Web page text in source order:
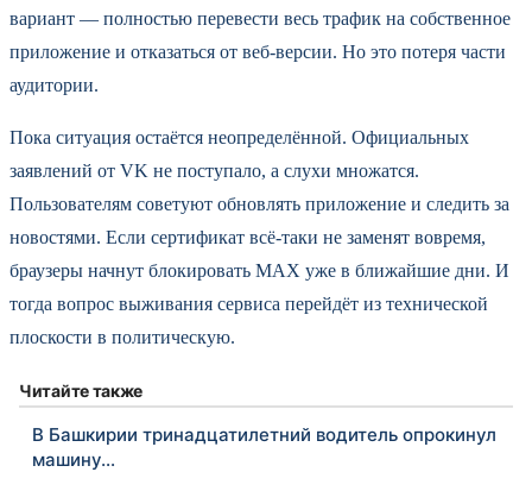
вариант — полностью перевести весь трафик на собственное
приложение и отказаться от веб-версии. Но это потеря части
аудитории.
Пока ситуация остаётся неопределённой. Официальных
заявлений от VK не поступало, а слухи множатся.
Пользователям советуют обновлять приложение и следить за
новостями. Если сертификат всё-таки не заменят вовремя,
браузеры начнут блокировать MAX уже в ближайшие дни. И
тогда вопрос выживания сервиса перейдёт из технической
плоскости в политическую.
Читайте также
В Башкирии тринадцатилетний водитель опрокинул
машину…